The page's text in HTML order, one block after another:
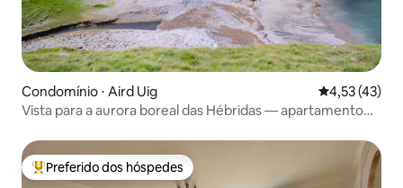
Condomínio ⋅ Aird Uig 4,53 de uma
4,53 (43)
Vista para a aurora boreal das Hébridas — apartamento
Entre os melhores preferidos dos hóspedes
Preferido dos hóspedes